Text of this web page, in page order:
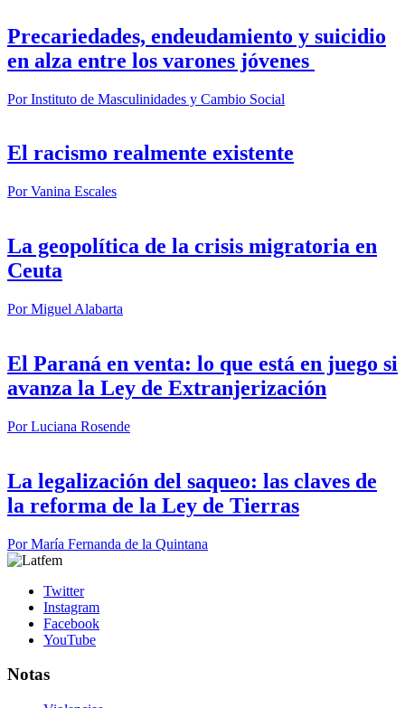
Precariedades, endeudamiento y suicidio
en alza entre los varones jóvenes
PorInstituto de Masculinidades y Cambio Social
El racismo realmente existente
PorVanina Escales
La geopolítica de la crisis migratoria en
Ceuta
PorMiguel Alabarta
El Paraná en venta: lo que está en juego si
avanza la Ley de Extranjerización
PorLuciana Rosende
La legalización del saqueo: las claves de
la reforma de la Ley de Tierras
PorMaría Fernanda de la Quintana
Twitter
Instagram
Facebook
YouTube
Notas